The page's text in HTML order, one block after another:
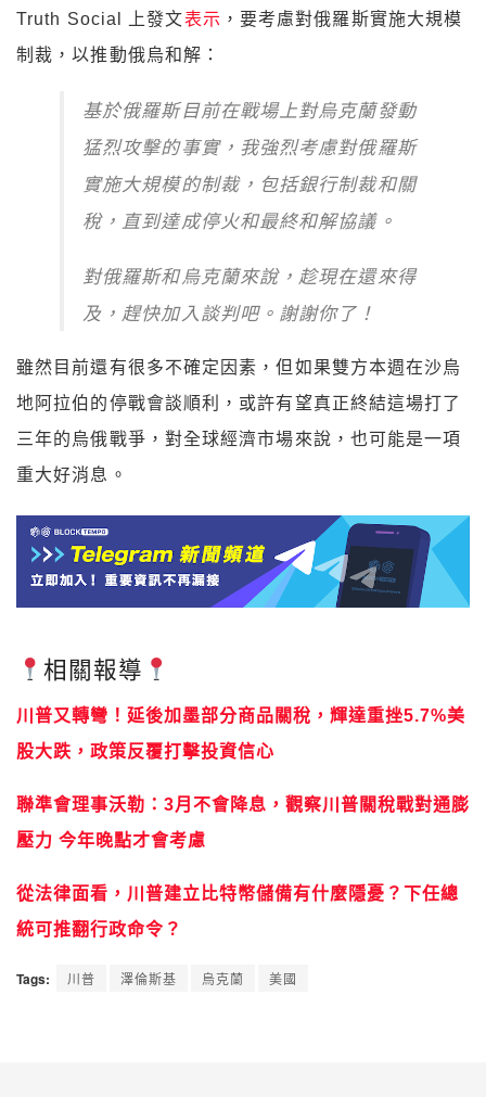
Truth Social 上發文表示 ，要考慮對俄羅斯實施大規模
制裁，以推動俄烏和解：
基於俄羅斯目前在戰場上對烏克蘭發動
猛烈攻擊的事實，我強烈考慮對俄羅斯
實施大規模的制裁，包括銀行制裁和關
稅，直到達成停火和最終和解協議。
對俄羅斯和烏克蘭來說，趁現在還來得
及，趕快加入談判吧。謝謝你了！
雖然目前還有很多不確定因素，但如果雙方本週在沙烏
地阿拉伯的停戰會談順利，或許有望真正終結這場打了
三年的烏俄戰爭，對全球經濟市場來說，也可能是一項
重大好消息。
相關報導
川普又轉彎！延後加墨部分商品關稅，輝達重挫5.7%美
股大跌，政策反覆打擊投資信心
聯準會理事沃勒：3月不會降息，觀察川普關稅戰對通膨
壓力 今年晚點才會考慮
從法律面看，川普建立比特幣儲備有什麼隱憂？下任總
統可推翻行政命令？
Tags: 川普 澤倫斯基 烏克蘭 美國